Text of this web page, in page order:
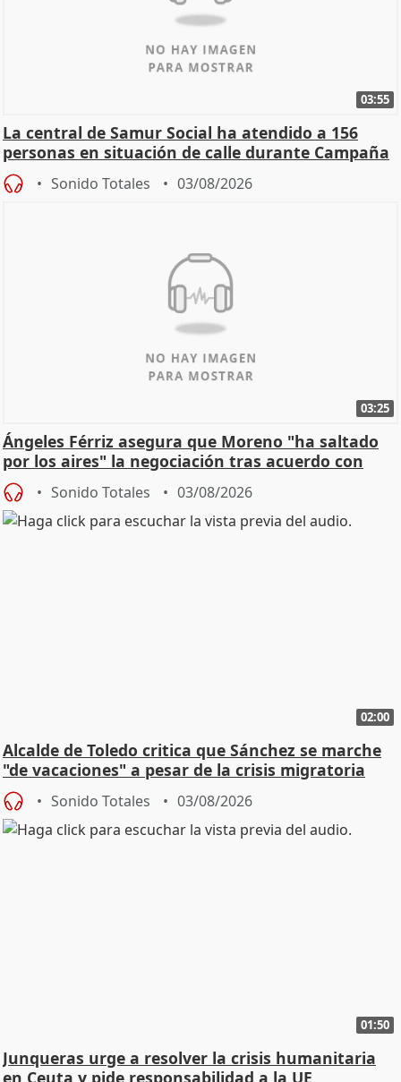
03:55
La central de Samur Social ha atendido a 156
personas en situación de calle durante Campaña
de Calor
Sonido Totales 03/08/2026
03:25
Ángeles Férriz asegura que Moreno "ha saltado
por los aires" la negociación tras acuerdo con
SMA
Sonido Totales 03/08/2026
02:00
Alcalde de Toledo critica que Sánchez se marche
"de vacaciones" a pesar de la crisis migratoria
Sonido Totales 03/08/2026
01:50
Junqueras urge a resolver la crisis humanitaria
en Ceuta y pide responsabilidad a la UE